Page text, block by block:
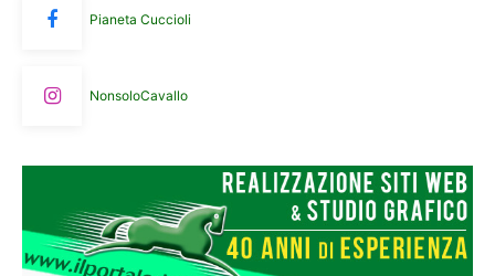
Pianeta Cuccioli
NonsoloCavallo